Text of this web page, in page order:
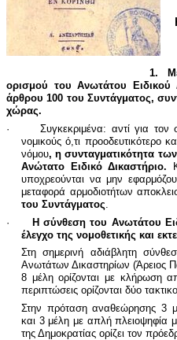
1.
ορισμού του Ανωτάτου
άρθρου 100 του Συντάγματος,
χώρας.
·
Συγκεκριμένα: αντί για τον
νομικούς ό,τι προοδευτικότερο
νόμου, η συνταγματικότητα
Ανώτατο Ειδικό Δικαστήριο.
υποχρεούνται να μην
μεταφορά αρμοδιοτήτων
του Συντάγματος
·
Η σύνθεση του Ανωτάτου
έλεγχο της νομοθετικής και
Στη σημερινή αδιάβλητη
Ανωτάτων Δικαστηρίων (Άρειος
8 μέλη ορίζονται με κλήρωση
περιπτώσεις ορίζονται δύο
Στην πρόταση αναθεώρησης 3
και 3μέλη με απλή πλειοψηφία
της Δημοκρατίας ορίζει τον